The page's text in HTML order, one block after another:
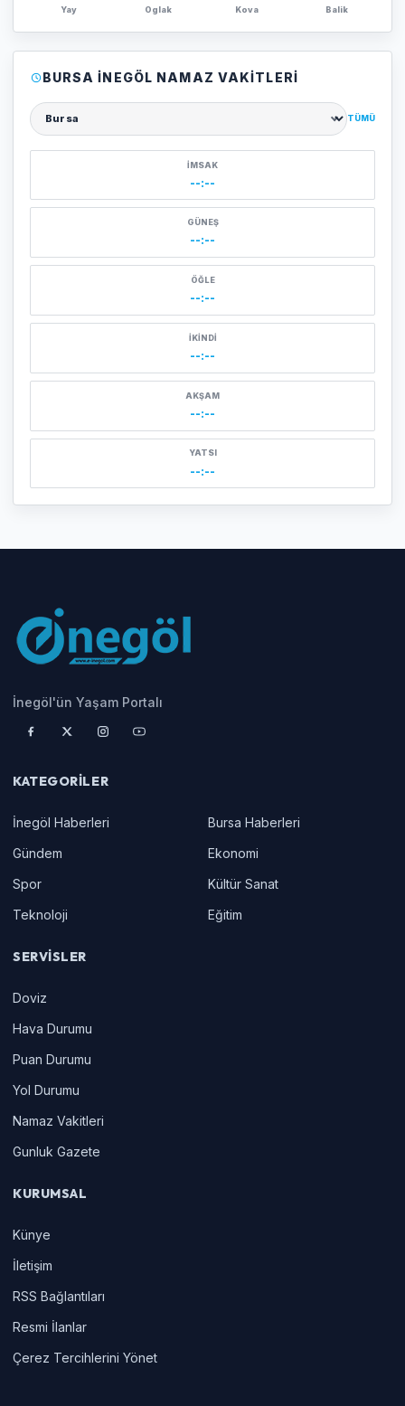
Yay Oglak Kova Balik
BURSA İNEGÖL NAMAZ VAKITLERI
Şehir seçin
TÜMÜ
İMSAK
--:--
GÜNEŞ
--:--
ÖĞLE
--:--
İKINDI
--:--
AKŞAM
--:--
YATSI
--:--
İnegöl'ün Yaşam Portalı
KATEGORILER
İnegöl Haberleri
Bursa Haberleri
Gündem
Ekonomi
Spor
Kültür Sanat
Teknoloji
Eğitim
SERVISLER
Doviz
Hava Durumu
Puan Durumu
Yol Durumu
Namaz Vakitleri
Gunluk Gazete
KURUMSAL
Künye
İletişim
RSS Bağlantıları
Resmi İlanlar
Çerez Tercihlerini Yönet